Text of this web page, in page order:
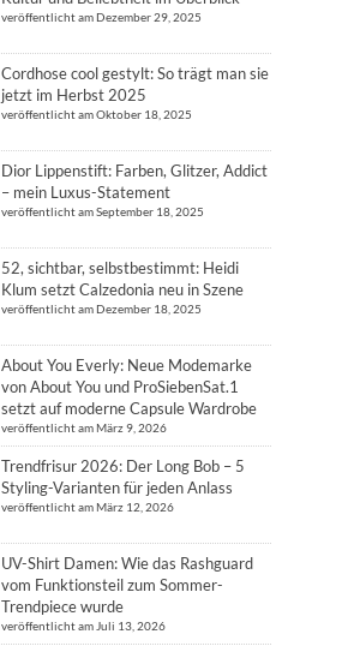
veröffentlicht am Dezember 29, 2025
Cordhose cool gestylt: So trägt man sie
jetzt im Herbst 2025
veröffentlicht am Oktober 18, 2025
Dior Lippenstift: Farben, Glitzer, Addict
– mein Luxus-Statement
veröffentlicht am September 18, 2025
52, sichtbar, selbstbestimmt: Heidi
Klum setzt Calzedonia neu in Szene
veröffentlicht am Dezember 18, 2025
About You Everly: Neue Modemarke
von About You und ProSiebenSat.1
setzt auf moderne Capsule Wardrobe
veröffentlicht am März 9, 2026
Trendfrisur 2026: Der Long Bob – 5
Styling-Varianten für jeden Anlass
veröffentlicht am März 12, 2026
UV-Shirt Damen: Wie das Rashguard
vom Funktionsteil zum Sommer-
Trendpiece wurde
veröffentlicht am Juli 13, 2026